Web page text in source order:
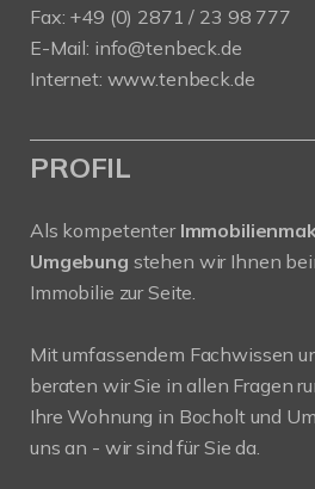
Fax: +49 (0) 2871 / 23 98 777
E-Mail: info@tenbeck.de
Internet: www.tenbeck.de
PROFIL
Als kompetenter
Umgebung stehen wir Ihnen
Immobilie zur Seite.
Mit umfassendem Fachwissen
beraten wir Sie in allen Fragen
Ihre Wohnung in Bocholt und
uns an - wir sind für Sie da.